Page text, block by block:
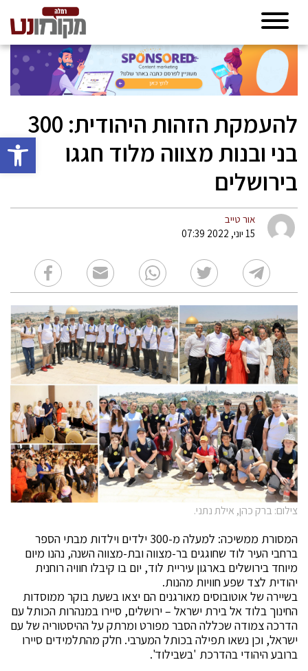
פתח
להעמקת הזהות היהודית: 300
בני ובנות מצווה מלוד חגגו
בירושלים
אור טייב
15 יוני, 2022 07:39
צילום: ברק כהן, אילת נתני.
המסורת ממשיכה: למעלה מ-300 ילדים וילדות מבתי הספר
ברחבי העיר לוד שחוגגים בר-מצווה ובת-מצווה השנה, נהנו מיום
מיוחד בירושלים בארגון עיריית לוד, יום בו קיבלו חוויה רוחנית
יהודית לצד שפע חוויות מהנות.
בשיירה של אוטובוסים מאורגנים הם יצאו בשעת בוקר ממוסדות
החינוך בלוד אל בירת ישראל – ירושלים, סיירו במנהרות הכותל עם
הדרכה צמודה שכללה הסבר מפורט ומרתק על ההיסטוריה של עם
ישראל, וכן נשאו תפילה בכותל המערבי. חלק מהתלמידים סיירו
ברובע היהודי בהדרכת 'בשבילוד'.